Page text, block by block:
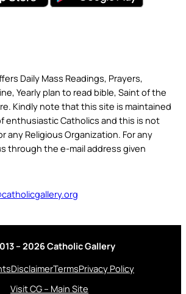
Daily Mass Readings, Prayers,
Yearly plan to read bible, Saint of the
Kindly note that this site is maintained
enthusiastic Catholics and this is not
any Religious Organization. For any
through the e-mail address given
– 2026 Catholic Gallery
DisclaimerTermsPrivacy Policy
Visit CG – Main Site